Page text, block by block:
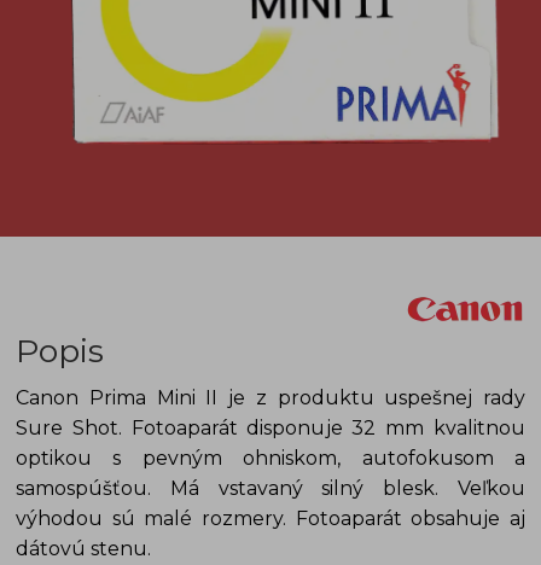
Popis
Canon Prima Mini II je z produktu uspešnej rady
Sure Shot. Fotoaparát disponuje 32 mm kvalitnou
optikou s pevným ohniskom, autofokusom a
samospúšťou. Má vstavaný silný blesk. Veľkou
výhodou sú malé rozmery. Fotoaparát obsahuje aj
dátovú stenu.